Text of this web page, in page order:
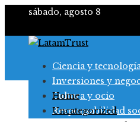
sábado, agosto 8
Ciencia y
Inversiones y
Cultura y ocio
Responsabilidad
Home
Uncategorized